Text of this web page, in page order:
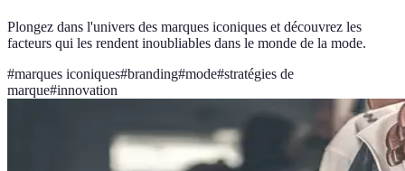
Plongez dans l'univers des marques iconiques et découvrez les
facteurs qui les rendent inoubliables dans le monde de la mode.
#marques iconiques#branding#mode#stratégies de
marque#innovation